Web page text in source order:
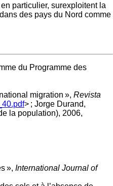
particulier, surexploitent la
des pays du Nord comme
du Programme des
migration », Revista
> ; Jorge Durand,
la population), 2006,
», International Journal of